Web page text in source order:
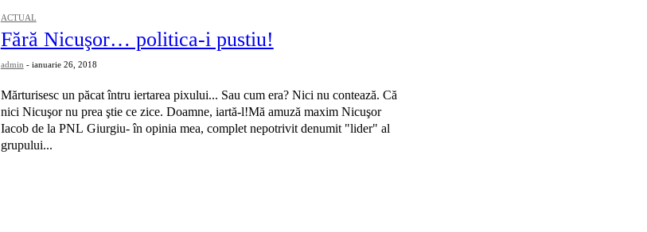
ACTUAL
Fără Nicuşor… politica-i pustiu!
admin - ianuarie 26, 2018
Mărturisesc un păcat întru iertarea pixului... Sau cum era? Nici nu contează. Că
nici Nicuşor nu prea ştie ce zice. Doamne, iartă-l!Mă amuză maxim Nicuşor
Iacob de la PNL Giurgiu- în opinia mea, complet nepotrivit denumit "lider" al
grupului...